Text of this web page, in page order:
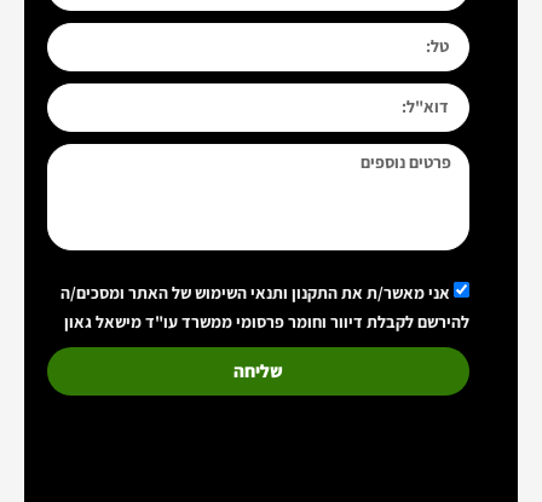
אני מאשר/ת את התקנון ותנאי השימוש של האתר ומסכים/ה
להירשם לקבלת דיוור וחומר פרסומי ממשרד עו"ד מישאל גאון
שליחה